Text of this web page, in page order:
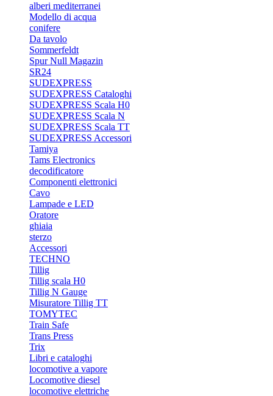
alberi mediterranei
Modello di acqua
conifere
Da tavolo
Sommerfeldt
Spur Null Magazin
SR24
SUDEXPRESS
SUDEXPRESS Cataloghi
SUDEXPRESS Scala H0
SUDEXPRESS Scala N
SUDEXPRESS Scala TT
SUDEXPRESS Accessori
Tamiya
Tams Electronics
decodificatore
Componenti elettronici
Cavo
Lampade e LED
Oratore
ghiaia
sterzo
Accessori
TECHNO
Tillig
Tillig scala H0
Tillig N Gauge
Misuratore Tillig TT
TOMYTEC
Train Safe
Trans Press
Trix
Libri e cataloghi
locomotive a vapore
Locomotive diesel
locomotive elettriche